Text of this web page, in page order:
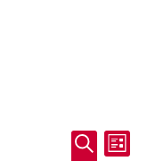
E
E
List